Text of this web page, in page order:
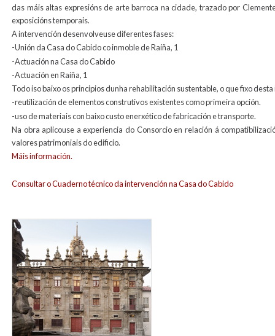
das máis altas expresións de arte barroca na cidade, trazado por
exposicións temporais.
A intervención desenvolveuse diferentes fases:
-Unión da Casa do Cabido co inmoble de Raíña, 1
-Actuación na Casa do Cabido
-Actuación en Raíña, 1
Todo iso baixo os principios dunha rehabilitación sustentable, o que fixo
-reutilización de elementos construtivos existentes como primeira opción.
-uso de materiais con baixo custo enerxético de fabricación e transporte.
Na obra aplicouse a experiencia do Consorcio en relación á
valores patrimoniais do edificio.
Máis información.
Consultar o Cuaderno técnico da intervención na Casa do Cabido
exterior_cabildo_para_web_0-1.jpg